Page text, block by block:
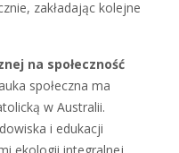
zakładając kolejne
na społeczność
społeczna ma
w Australii.
i edukacji